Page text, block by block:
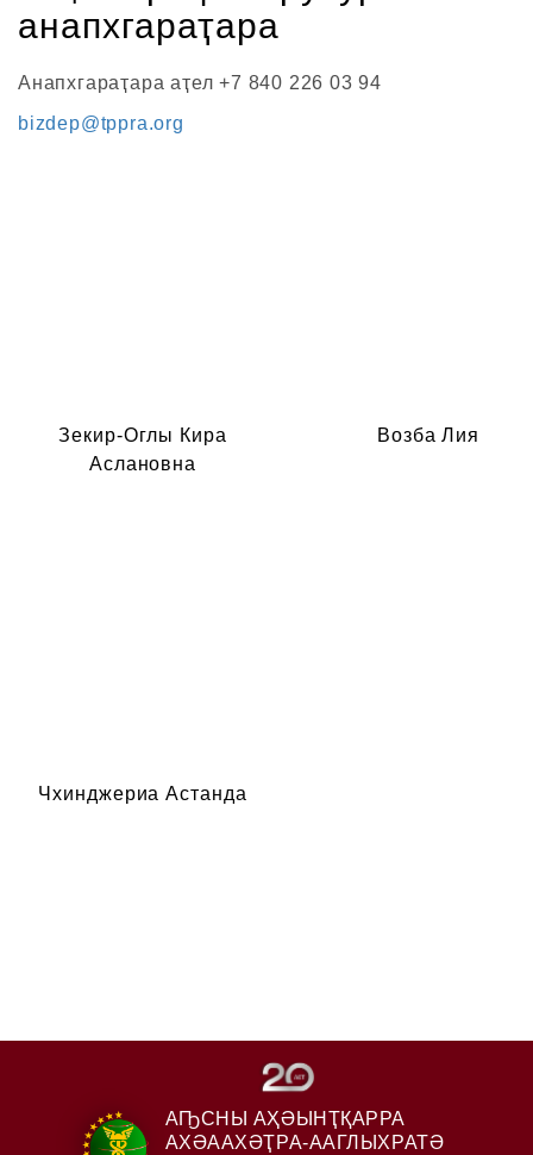
анапхгараҭара
Анапхгараҭара аҭел +7 840 226 03 94
bizdep@tppra.org
Зекир-Оглы Кира
Аслановна
Возба Лия
Чхинджериа Астанда
АҦСНЫ АҲӘЫНҬҚАРРА
АХӘААХӘҬРА-ААГЛЫХРАТӘ